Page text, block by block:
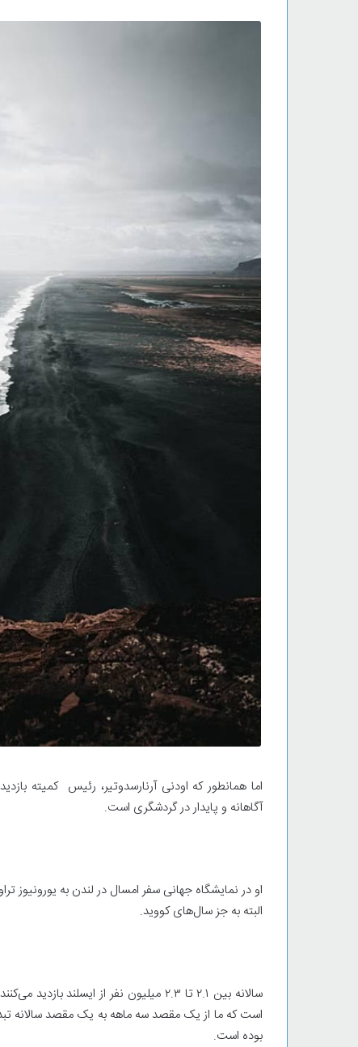
اما همانطور که اودنی آرنارسدوتیر، رئیس کمیته
آگاهانه و پایدار در گردشگری است.
البته به جز سال‌های کووید.
سالانه بین ۲.۱ تا ۲.۳ میلیون نفر از
بوده است.